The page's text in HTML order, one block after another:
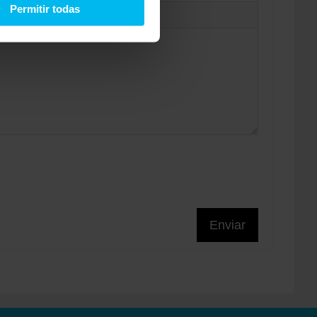
Permitir todas
Enviar